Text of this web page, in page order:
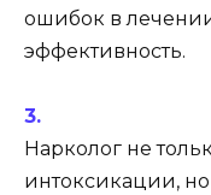
ошибок в
эффективность.
Нарколог не
интоксикации,